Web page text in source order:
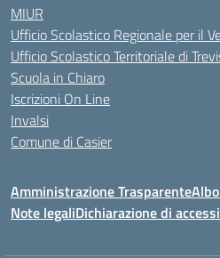
MIUR
Ufficio Scolastico Regionale per il
Ufficio Scolastico Territoriale di
Scuola in Chiaro
Iscrizioni On Line
Invalsi
Comune di Casier
Amministrazione Trasparente
Note legaliDichiarazione di